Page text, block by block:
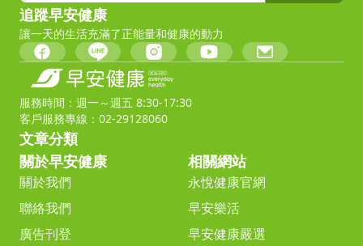
追蹤早安健康
讓一天的生活充滿了正能量和健康的動力
服務時間：週一～週五 8:30-17:30
客戶服務專線：02-29128060
文章分類
關於早安健康
關於我們
聯絡我們
廣告刊登
相關網站
永悅健康官網
早安樂活
早安健康嚴選